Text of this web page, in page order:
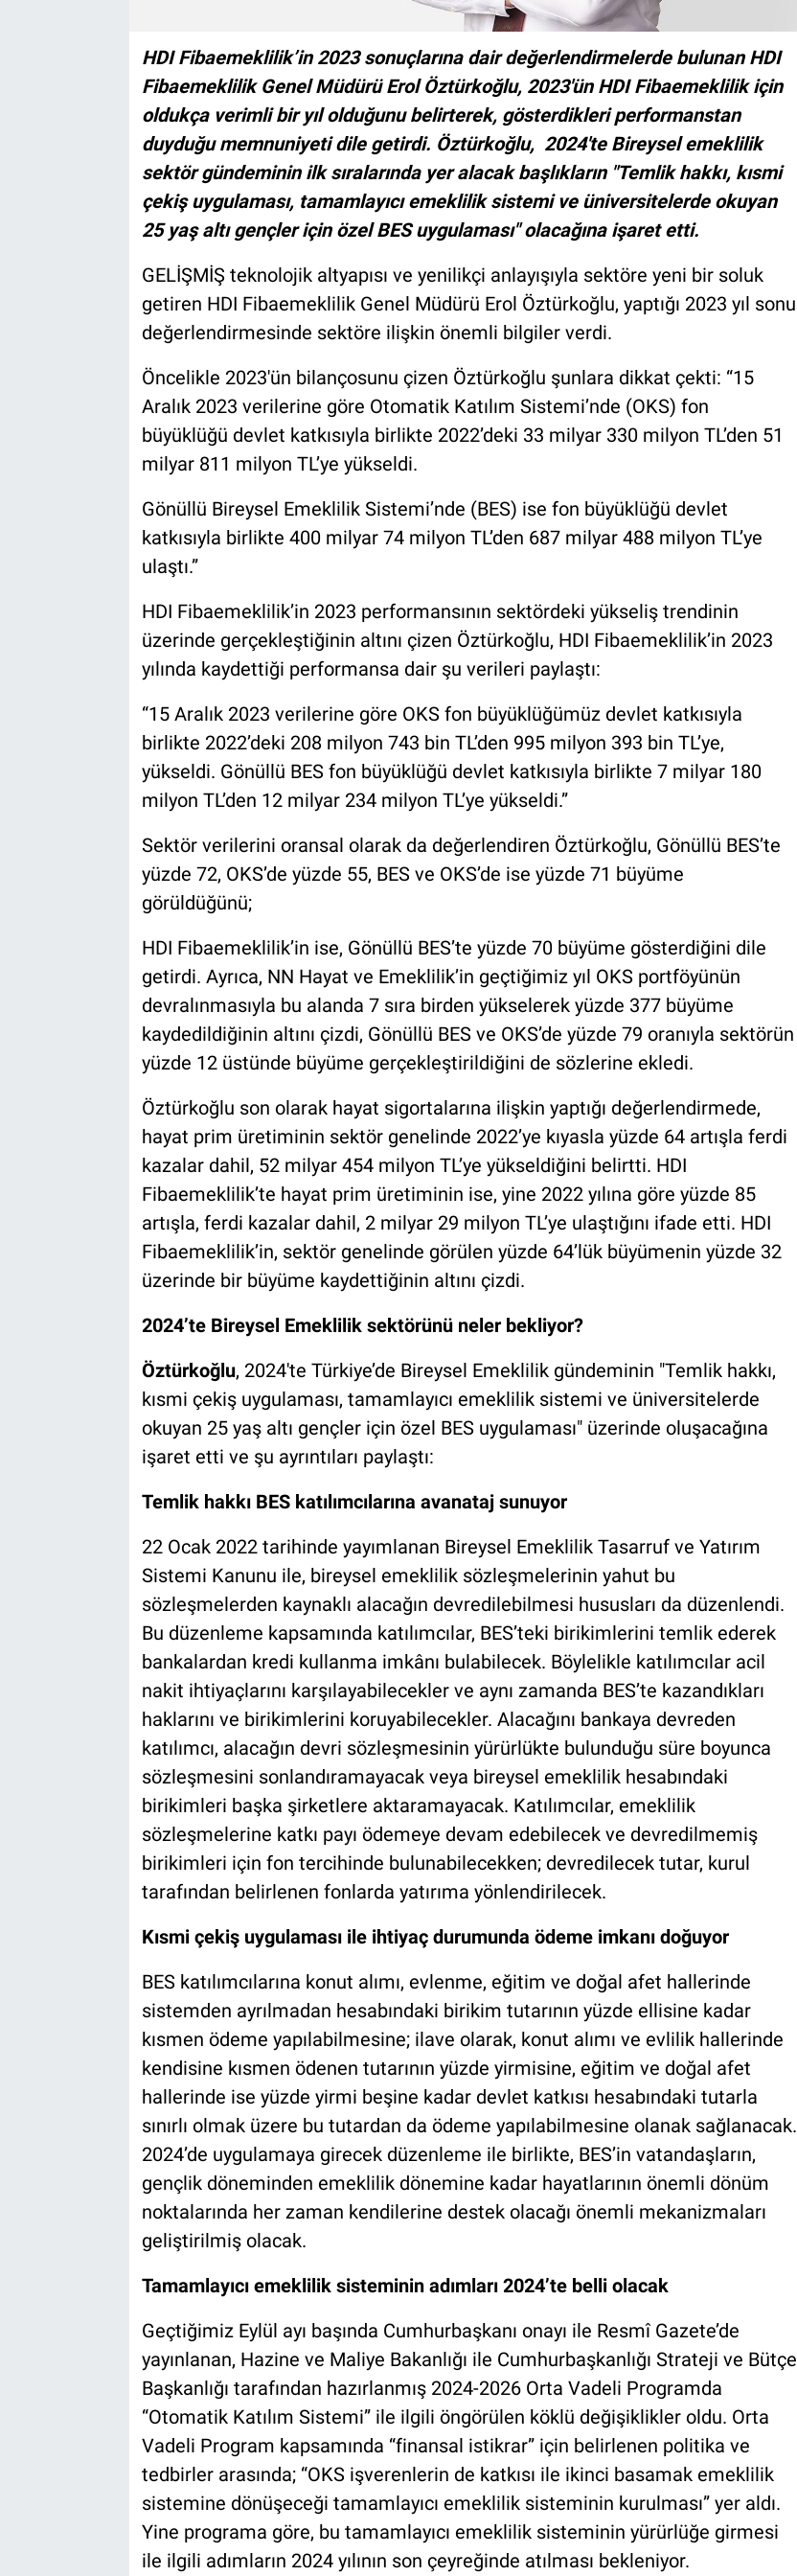
HDI Fibaemeklilik’in 2023 sonuçlarına dair değerlendirmelerde bulunan HDI
Fibaemeklilik Genel Müdürü Erol Öztürkoğlu, 2023'ün HDI Fibaemeklilik için
oldukça verimli bir yıl olduğunu belirterek, gösterdikleri performanstan
duyduğu memnuniyeti dile getirdi. Öztürkoğlu, 2024'te Bireysel emeklilik
sektör gündeminin ilk sıralarında yer alacak başlıkların "Temlik hakkı, kısmi
çekiş uygulaması, tamamlayıcı emeklilik sistemi ve üniversitelerde okuyan
25 yaş altı gençler için özel BES uygulaması" olacağına işaret etti.
GELİŞMİŞ teknolojik altyapısı ve yenilikçi anlayışıyla sektöre yeni bir soluk
getiren HDI Fibaemeklilik Genel Müdürü Erol Öztürkoğlu, yaptığı 2023 yıl sonu
değerlendirmesinde sektöre ilişkin önemli bilgiler verdi.
Öncelikle 2023'ün bilançosunu çizen Öztürkoğlu şunlara dikkat çekti: “15
Aralık 2023 verilerine göre Otomatik Katılım Sistemi’nde (OKS) fon
büyüklüğü devlet katkısıyla birlikte 2022’deki 33 milyar 330 milyon TL’den 51
milyar 811 milyon TL’ye yükseldi.
Gönüllü Bireysel Emeklilik Sistemi’nde (BES) ise fon büyüklüğü devlet
katkısıyla birlikte 400 milyar 74 milyon TL’den 687 milyar 488 milyon TL’ye
ulaştı.”
HDI Fibaemeklilik’in 2023 performansının sektördeki yükseliş trendinin
üzerinde gerçekleştiğinin altını çizen Öztürkoğlu, HDI Fibaemeklilik’in 2023
yılında kaydettiği performansa dair şu verileri paylaştı:
“15 Aralık 2023 verilerine göre OKS fon büyüklüğümüz devlet katkısıyla
birlikte 2022’deki 208 milyon 743 bin TL’den 995 milyon 393 bin TL’ye,
yükseldi. Gönüllü BES fon büyüklüğü devlet katkısıyla birlikte 7 milyar 180
milyon TL’den 12 milyar 234 milyon TL’ye yükseldi.”
Sektör verilerini oransal olarak da değerlendiren Öztürkoğlu, Gönüllü BES’te
yüzde 72, OKS’de yüzde 55, BES ve OKS’de ise yüzde 71 büyüme
görüldüğünü;
HDI Fibaemeklilik’in ise, Gönüllü BES’te yüzde 70 büyüme gösterdiğini dile
getirdi. Ayrıca, NN Hayat ve Emeklilik’in geçtiğimiz yıl OKS portföyünün
devralınmasıyla bu alanda 7 sıra birden yükselerek yüzde 377 büyüme
kaydedildiğinin altını çizdi, Gönüllü BES ve OKS’de yüzde 79 oranıyla sektörün
yüzde 12 üstünde büyüme gerçekleştirildiğini de sözlerine ekledi.
Öztürkoğlu son olarak hayat sigortalarına ilişkin yaptığı değerlendirmede,
hayat prim üretiminin sektör genelinde 2022’ye kıyasla yüzde 64 artışla ferdi
kazalar dahil, 52 milyar 454 milyon TL’ye yükseldiğini belirtti. HDI
Fibaemeklilik’te hayat prim üretiminin ise, yine 2022 yılına göre yüzde 85
artışla, ferdi kazalar dahil, 2 milyar 29 milyon TL’ye ulaştığını ifade etti. HDI
Fibaemeklilik’in, sektör genelinde görülen yüzde 64’lük büyümenin yüzde 32
üzerinde bir büyüme kaydettiğinin altını çizdi.
2024’te Bireysel Emeklilik sektörünü neler bekliyor?
Öztürkoğlu, 2024'te Türkiye’de Bireysel Emeklilik gündeminin "Temlik hakkı,
kısmi çekiş uygulaması, tamamlayıcı emeklilik sistemi ve üniversitelerde
okuyan 25 yaş altı gençler için özel BES uygulaması" üzerinde oluşacağına
işaret etti ve şu ayrıntıları paylaştı:
Temlik hakkı BES katılımcılarına avanataj sunuyor
22 Ocak 2022 tarihinde yayımlanan Bireysel Emeklilik Tasarruf ve Yatırım
Sistemi Kanunu ile, bireysel emeklilik sözleşmelerinin yahut bu
sözleşmelerden kaynaklı alacağın devredilebilmesi hususları da düzenlendi.
Bu düzenleme kapsamında katılımcılar, BES’teki birikimlerini temlik ederek
bankalardan kredi kullanma imkânı bulabilecek. Böylelikle katılımcılar acil
nakit ihtiyaçlarını karşılayabilecekler ve aynı zamanda BES’te kazandıkları
haklarını ve birikimlerini koruyabilecekler. Alacağını bankaya devreden
katılımcı, alacağın devri sözleşmesinin yürürlükte bulunduğu süre boyunca
sözleşmesini sonlandıramayacak veya bireysel emeklilik hesabındaki
birikimleri başka şirketlere aktaramayacak. Katılımcılar, emeklilik
sözleşmelerine katkı payı ödemeye devam edebilecek ve devredilmemiş
birikimleri için fon tercihinde bulunabilecekken; devredilecek tutar, kurul
tarafından belirlenen fonlarda yatırıma yönlendirilecek.
Kısmi çekiş uygulaması ile ihtiyaç durumunda ödeme imkanı doğuyor
BES katılımcılarına konut alımı, evlenme, eğitim ve doğal afet hallerinde
sistemden ayrılmadan hesabındaki birikim tutarının yüzde ellisine kadar
kısmen ödeme yapılabilmesine; ilave olarak, konut alımı ve evlilik hallerinde
kendisine kısmen ödenen tutarının yüzde yirmisine, eğitim ve doğal afet
hallerinde ise yüzde yirmi beşine kadar devlet katkısı hesabındaki tutarla
sınırlı olmak üzere bu tutardan da ödeme yapılabilmesine olanak sağlanacak.
2024’de uygulamaya girecek düzenleme ile birlikte, BES’in vatandaşların,
gençlik döneminden emeklilik dönemine kadar hayatlarının önemli dönüm
noktalarında her zaman kendilerine destek olacağı önemli mekanizmaları
geliştirilmiş olacak.
Tamamlayıcı emeklilik sisteminin adımları 2024’te belli olacak
Geçtiğimiz Eylül ayı başında Cumhurbaşkanı onayı ile Resmî Gazete’de
yayınlanan, Hazine ve Maliye Bakanlığı ile Cumhurbaşkanlığı Strateji ve Bütçe
Başkanlığı tarafından hazırlanmış 2024-2026 Orta Vadeli Programda
“Otomatik Katılım Sistemi” ile ilgili öngörülen köklü değişiklikler oldu. Orta
Vadeli Program kapsamında “finansal istikrar” için belirlenen politika ve
tedbirler arasında; “OKS işverenlerin de katkısı ile ikinci basamak emeklilik
sistemine dönüşeceği tamamlayıcı emeklilik sisteminin kurulması” yer aldı.
Yine programa göre, bu tamamlayıcı emeklilik sisteminin yürürlüğe girmesi
ile ilgili adımların 2024 yılının son çeyreğinde atılması bekleniyor.